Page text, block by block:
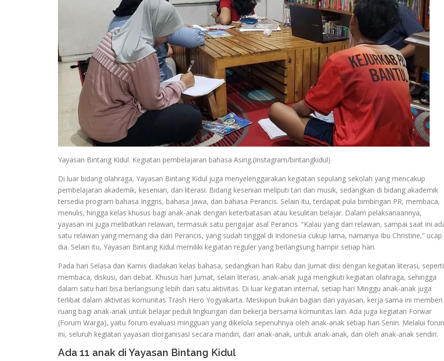
Yayasan Bintang Kidul. Kegiatan pembelajaran bahasa Asing.(Instagram/bintangkidul)
Di luar bidang olahraga, Yayasan Bintang Kidul juga menyelenggarakan kegiatan sepulang sekolah yang mencakup
pembelajaran akademik, kesenian, dan literasi. Bidang kesenian meliputi tari dan musik, sedangkan di bidang akademik
tersedia program bahasa Inggris, bahasa Jawa, dan bahasa Perancis. Selain itu, terdapat pula bimbingan PR, membaca,
menulis, hingga kelas khusus bagi anak-anak dengan keterbatasan atau kesulitan belajar. Dalam pelaksanaannya,
yayasan ini juga melibatkan relawan, termasuk satu pengajar asal Perancis. “Kalau yang dari relawan, sampai saat ini
satu relawan yang memang dia dari Perancis, yang sudah tinggal di Indonesia cukup lama, namanya Ibu Christine,” ucap
dia. Selain itu, Yayasan Bintang Kidul memiliki kegiatan reguler yang berlangsung hampir setiap hari.
Pada hari Selasa dan Kamis diadakan kelas bahasa, sedangkan hari Rabu dan Jumat diisi dengan kegiatan literasi, seperti
membaca, diskusi, dan debat. Khusus hari Jumat, selain literasi, anak-anak juga mengikuti kegiatan olahraga, sehingga
dalam satu hari bisa berlangsung lebih dari satu aktivitas. Di luar kegiatan internal, setiap hari Minggu anak-anak juga
terlibat dalam aktivitas komunitas Trash Hero Yogyakarta. Meskipun bukan bagian dari yayasan, kerja sama ini memberi
ruang bagi anak-anak untuk belajar peduli lingkungan dan bekerja bersama komunitas lain. Ada juga kegiatan Forwar
(Forum Warga), yaitu forum evaluasi mingguan yang dikelola sepenuhnya oleh anak-anak setiap hari Senin. Melalui
ini, seluruh kegiatan yayasan diorganisasi secara mandiri, dari anak-anak, untuk anak-anak, dan oleh anak-anak sendiri.
Ada 11 anak di Yayasan Bintang Kidul